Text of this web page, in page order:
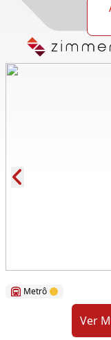
Metrô
Ver